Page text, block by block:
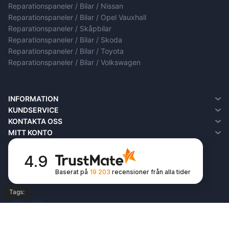
Reparationspaneler / Bilar / Nissan
Reparationspaneler / Bilar / Opel Vauxhall
Reparationspaneler / Skåpbilar
Reparationspaneler / Bilar / Skoda
Reparationspaneler / Bilar / Toyota
Reparationspaneler / Bilar / Volkswagen
INFORMATION
Om oss
Information om leverans
Sekretesspolicy
Villkor och bestämmelser
KUNDSERVICE
Kontakta oss
Returns
Site Map
KONTAKTA OSS
MITT KONTO
Mitt konto
Orderhistorik
Önskelista
Newsletter
4.9
Baserat på 19 203 recensionerfrån alla tider
Tags: